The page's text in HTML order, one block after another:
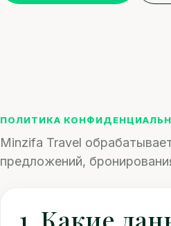
ПОЛИТИКА
Minzifa Travel
предложений,
1. Какие